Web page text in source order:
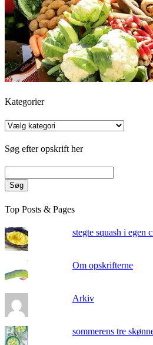
Kategorier
Kategorier
Søg efter opskrift her
Søg
Top Posts & Pages
stegte squash i egen
Om opskrifterne
Arkiv
sommerens tre